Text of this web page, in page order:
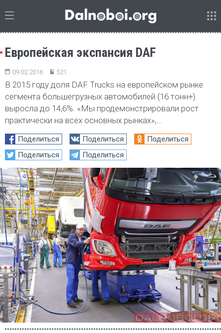
Европейская экспансия DAF
09.02.2016 521
В 2015 году доля DAF Trucks на европейском рынке
сегмента большегрузных автомобилей (16 тонн+)
выросла до 14,6%. «Мы продемонстрировали рост
практически на всех основных рынках»,…
Поделиться Поделиться
Поделиться
Поделиться
Поделиться